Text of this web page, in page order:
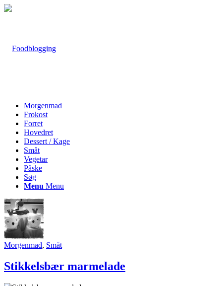
Morgenmad
Frokost
Forret
Hovedret
Dessert / Kage
Småt
Vegetar
Påske
Søg
Menu Menu
Morgenmad, Småt
Stikkelsbær marmelade